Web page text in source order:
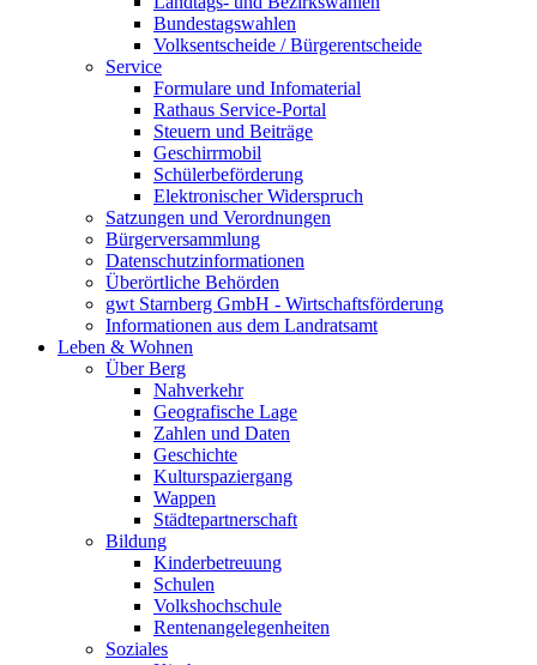
Bundestagswahlen
Volksentscheide / Bürgerentscheide
Service
Formulare und Infomaterial
Rathaus Service-Portal
Steuern und Beiträge
Geschirrmobil
Schülerbeförderung
Elektronischer Widerspruch
Satzungen und Verordnungen
Bürgerversammlung
Datenschutzinformationen
Überörtliche Behörden
gwt Starnberg GmbH - Wirtschaftsförderung
Informationen aus dem Landratsamt
Leben & Wohnen
Über Berg
Nahverkehr
Geografische Lage
Zahlen und Daten
Geschichte
Kulturspaziergang
Wappen
Städtepartnerschaft
Bildung
Kinderbetreuung
Schulen
Volkshochschule
Rentenangelegenheiten
Soziales